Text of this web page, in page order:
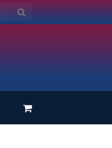
Einkaufswagen